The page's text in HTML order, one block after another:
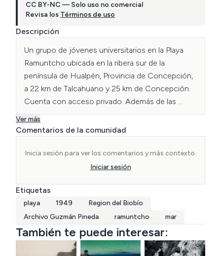
CC BY-NC — Solo uso no comercial
Revisa los Términos de uso
Descripción
Un grupo de jóvenes universitarios en la Playa
Ramuntcho ubicada en la ribera sur de la
península de Hualpén, Provincia de Concepción,
a 22 km de Talcahuano y 25 km de Concepción.
Cuenta con acceso privado. Además de las
costas existen lugares de observación para la
flora y fauna. Sus características la ha
la región.
Ver más
Comentarios de la comunidad
Inicia sesión para ver los comentarios y más contexto.
Iniciar sesión
Etiquetas
playa 1949
Region del Biobío
Archivo Guzmán Pineda
ramuntcho mar
También te puede interesar: